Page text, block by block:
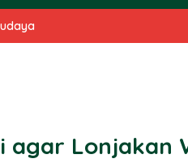
agar Lonjakan